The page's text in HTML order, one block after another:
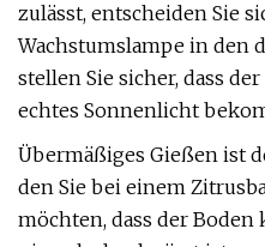
zulässt, entscheiden Sie
Wachstumslampe in den
stellen Sie sicher, dass
echtes Sonnenlicht
Übermäßiges Gießen ist
den Sie bei einem
möchten, dass der